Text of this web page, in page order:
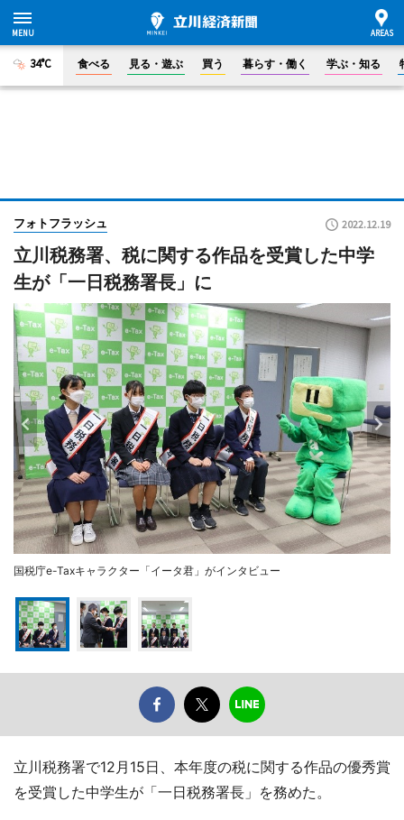
34°C 食べる 見る・遊ぶ 買う 暮らす・働く 学ぶ・知る
フォトフラッシュ 2022.12.19
立川税務署、税に関する作品を受賞した中学
生が「一日税務署長」に
国税庁e-Taxキャラクター「イータ君」がインタビュー
立川税務署で12月15日、本年度の税に関する作品の優秀賞
を受賞した中学生が「一日税務署長」を務めた。